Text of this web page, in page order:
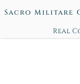
Sacro Militare
Real